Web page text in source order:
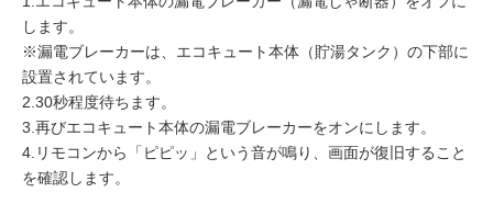
します。
※漏電ブレーカーは、エコキュート本体（貯湯タンク）の下部に
設置されています。
2.30秒程度待ちます。
3.再びエコキュート本体の漏電ブレーカーをオンにします。
4.リモコンから「ピピッ」という音が鳴り、画面が復旧すること
を確認します。